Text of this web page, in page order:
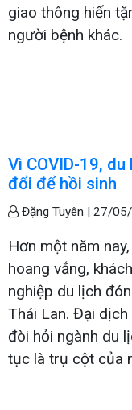
giao thông hiến
người bệnh khác.
Vì COVID-19,
đổi để hồi sinh
Đặng Tuyên | 27/
Hơn một năm
hoang vắng,
nghiệp du lịch
Thái Lan. Đại
đòi hỏi ngành du
tục là trụ cột của